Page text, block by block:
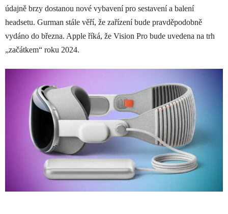
údajně brzy dostanou nové vybavení pro sestavení a balení
headsetu. Gurman stále věří, že zařízení bude pravděpodobně
vydáno do března. Apple říká, že Vision Pro bude uvedena na trh
„začátkem“ roku 2024.